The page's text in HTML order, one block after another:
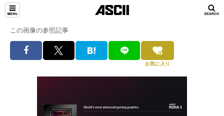
この画像の参照記事
お気に入り